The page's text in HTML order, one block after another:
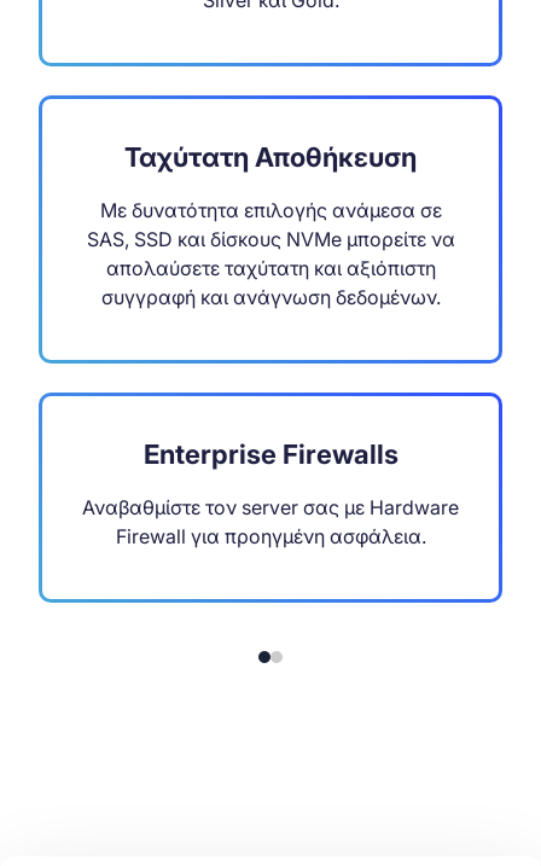
Ταχύτατη Αποθήκευση
Με δυνατότητα επιλογής ανάμεσα σε
SAS, SSD και δίσκους NVMe μπορείτε να
απολαύσετε ταχύτατη και αξιόπιστη
συγγραφή και ανάγνωση δεδομένων.
Enterprise Firewalls
Αναβαθμίστε τον server σας με Hardware
Firewall για προηγμένη ασφάλεια.